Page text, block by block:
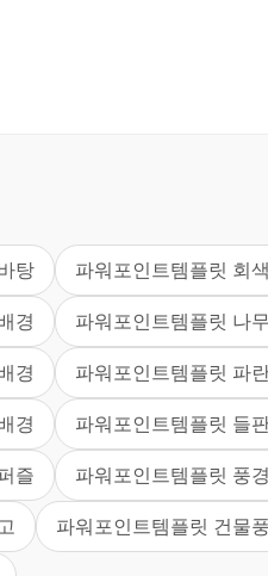
탕 파워포인트템플릿 회
경 파워포인트템플릿 나
경 파워포인트템플릿 파
경 파워포인트템플릿 들
즐 파워포인트템플릿 풍경
파워포인트템플릿 건물